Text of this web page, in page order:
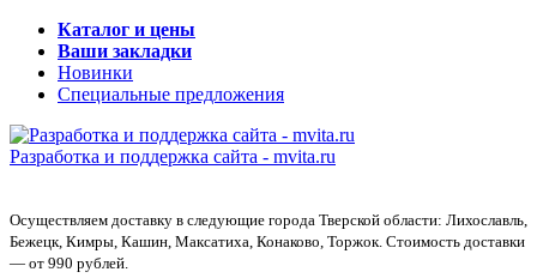
Каталог и цены
Ваши закладки
Новинки
Специальные предложения
Разработка и поддержка сайта - mvita.ru
Осуществляем доставку в следующие города Тверской области: Лихославль,
Бежецк, Кимры, Кашин, Максатиха, Конаково, Торжок. Стоимость доставки
— от 990 рублей.